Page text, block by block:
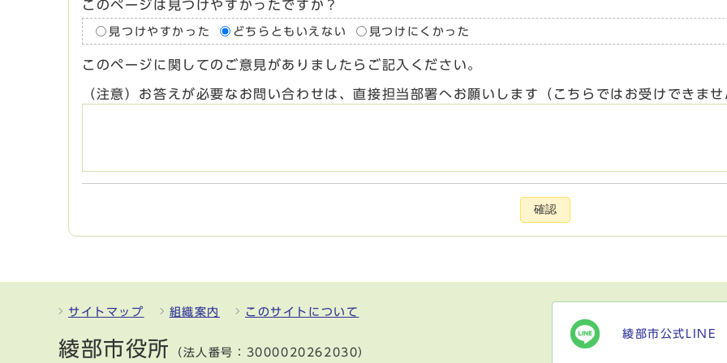
このページは見つけやすかったですか？
見つけやすかった どちらともいえない 見つけにくかった
このページに関してのご意見がありましたらご記入ください。
（注意）お答えが必要なお問い合わせは、直接担当部署へお願いします（こちらではお受けできま
確認
サイトマップ 組織案内 このサイトについて
綾部市役所 （法人番号：3000020262030）
綾部市公式LINE